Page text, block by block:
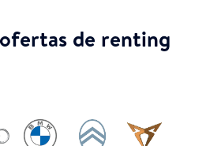
de renting